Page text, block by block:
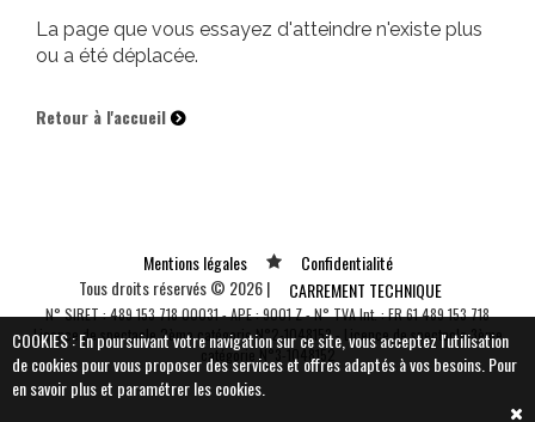
La page que vous essayez d'atteindre n'existe plus
ou a été déplacée.
Retour à l'accueil
Vous souhaitez plus
d'informations sur CARREMENT
Mentions légales
Confidentialité
Tous droits réservés © 2026 |
CARREMENT TECHNIQUE
N° SIRET : 489 153 718 00031 - APE : 9001 Z - N° TVA Int. : FR 61 489 153 718
Licence de spectacle 2ème catégorie N°2-1048153 - Licence de spectacle 3ème
catégorie N°3-1048152
COOKIES : En poursuivant votre navigation sur ce site, vous acceptez l'utilisation
de cookies pour vous proposer des services et offres adaptés à vos besoins. Pour
en savoir plus et paramétrer les cookies.